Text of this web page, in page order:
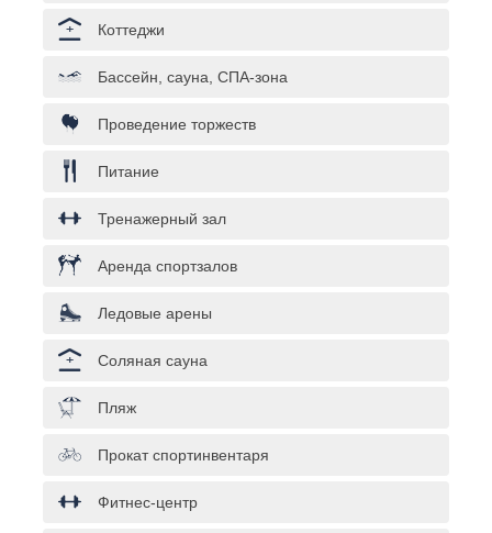
Коттеджи
Бассейн, сауна, СПА-зона
Проведение торжеств
Питание
Тренажерный зал
Аренда спортзалов
Ледовые арены
Соляная сауна
Пляж
Прокат спортинвентаря
Фитнес-центр